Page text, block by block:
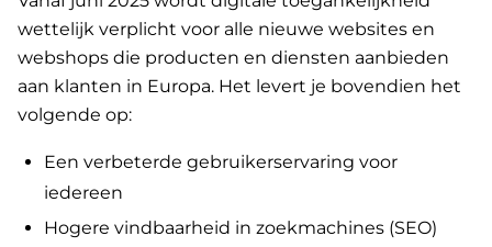
wettelijk verplicht voor alle nieuwe websites en
webshops die producten en diensten aanbieden
aan klanten in Europa. Het levert je bovendien het
volgende op:
Een verbeterde gebruikerservaring voor
iedereen
Hogere vindbaarheid in zoekmachines (SEO)